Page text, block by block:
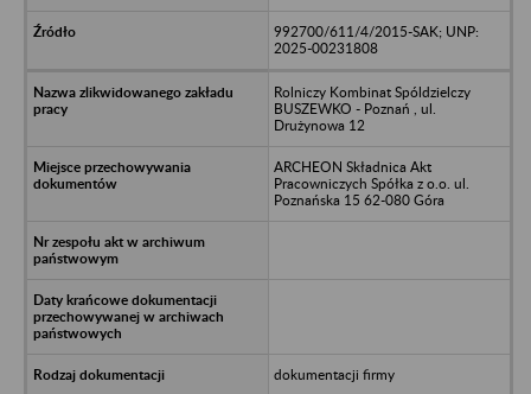
992700/611/4/2015-SAK; UNP:
2025-00231808
Rolniczy Kombinat Spóldzielczy
BUSZEWKO - Poznań , ul.
Drużynowa 12
ARCHEON Składnica Akt
Pracowniczych Spółka z o.o. ul.
Poznańska 15 62-080 Góra
dokumentacji firmy